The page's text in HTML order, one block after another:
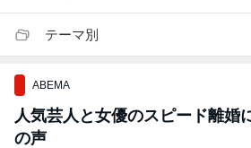
テーマ別
ABEMA
人気芸人と女優のスピード離婚
の声